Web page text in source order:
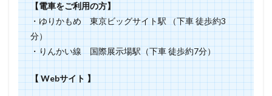
【電車をご利用の方】
・ゆりかもめ 東京ビッグサイト駅 （下車 徒歩約3
分）
・りんかい線 国際展示場駅（下車 徒歩約7分）
【 Webサイト 】